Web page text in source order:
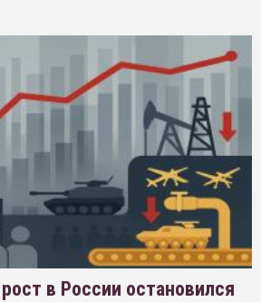
в России остановился